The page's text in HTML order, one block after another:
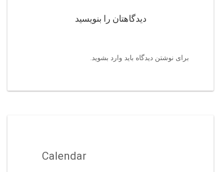
دیدگاهتان را بنویسید
برای نوشتن دیدگاه باید وارد بشوید
Calendar